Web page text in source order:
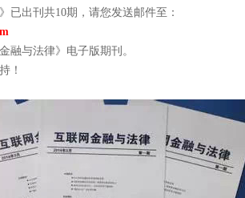
已出刊共10期，请您发送邮件至：
融与法律》电子版期刊。
！